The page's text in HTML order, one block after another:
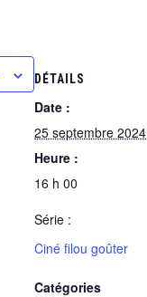
DÉTAILS
Date :
25 septembre 2024
Heure :
16 h 00
Série :
Ciné filou goûter
Catégories